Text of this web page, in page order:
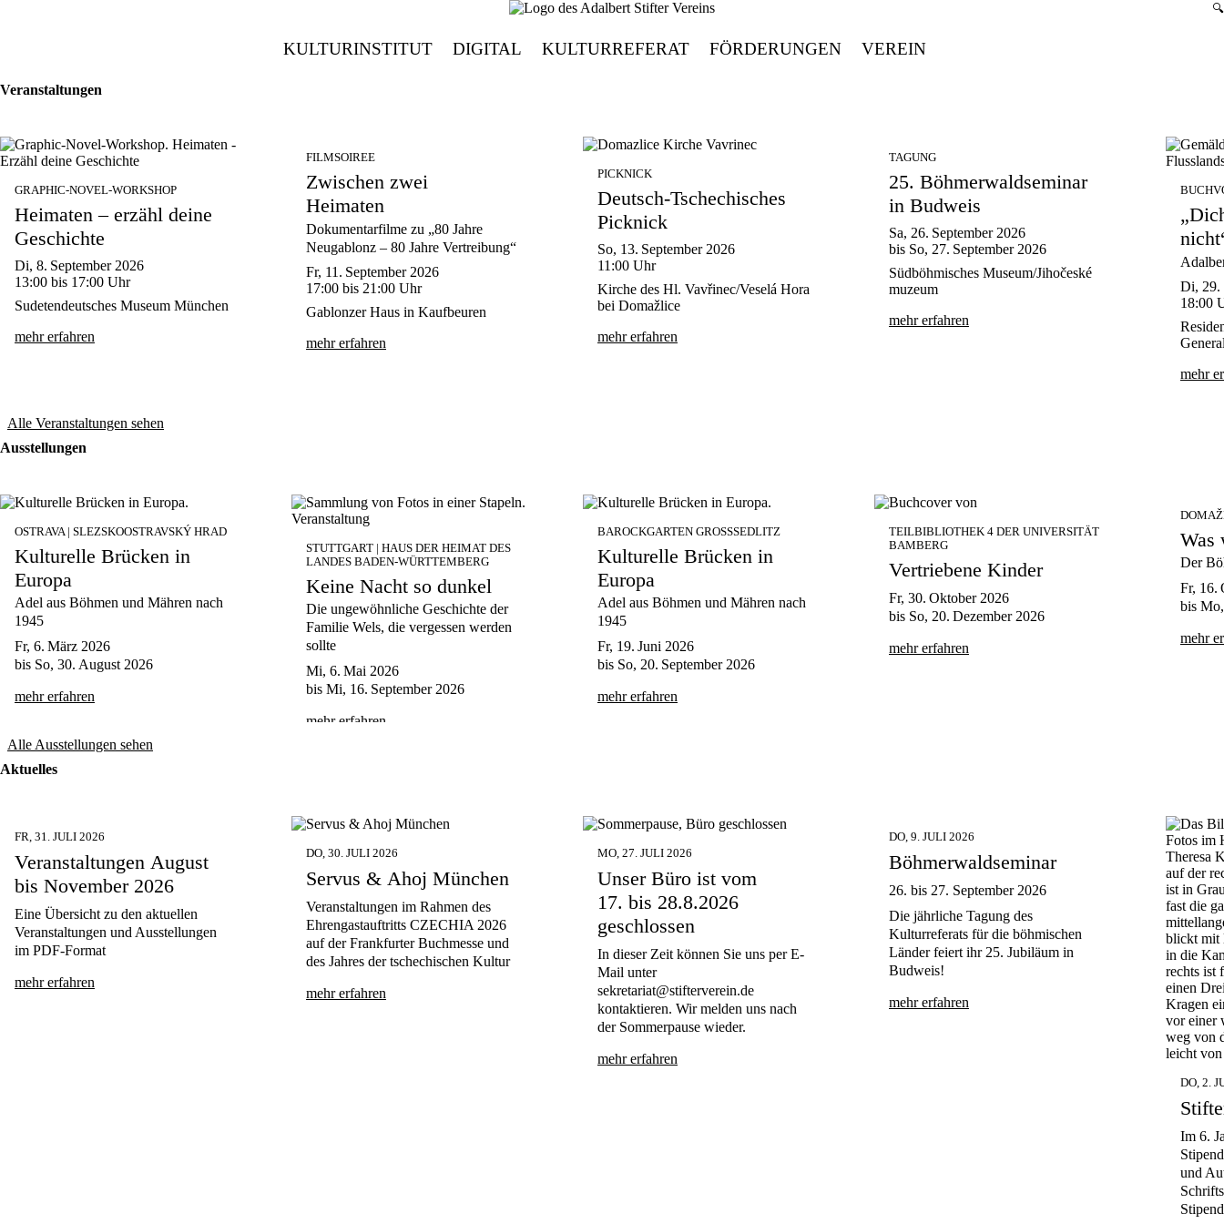
🔍
KULTURINSTITUT DIGITAL KULTURREFERAT FÖRDERUNGEN VEREIN
Veranstaltungen
GRAPHIC-NOVEL-WORKSHOP
Heimaten – erzähl deine
Geschichte
Di, 8. September 2026
13:00 bis 17:00 Uhr
Sudetendeutsches Museum München
mehr erfahren
FILMSOIREE
Zwischen zwei
Heimaten
Dokumentarfilme zu „80 Jahre
Neugablonz – 80 Jahre Vertreibung“
Fr, 11. September 2026
17:00 bis 21:00 Uhr
Gablonzer Haus in Kaufbeuren
mehr erfahren
PICKNICK
Deutsch-Tschechisches
Picknick
So, 13. September 2026
11:00 Uhr
Kirche des Hl. Vavřinec/Veselá Hora
bei Domažlice
mehr erfahren
TAGUNG
25. Böhmerwaldseminar
in Budweis
Sa, 26. September 2026
bis So, 27. September 2026
Südböhmisches Museum/Jihočeské
muzeum
mehr erfahren
Di, 29.
18:00
mehr
Alle Veranstaltungen sehen
Ausstellungen
OSTRAVA | SLEZSKOOSTRAVSKÝ HRAD
Kulturelle Brücken in
Europa
Adel aus Böhmen und Mähren nach
1945
Fr, 6. März 2026
bis So, 30. August 2026
mehr erfahren
STUTTGART | HAUS DER HEIMAT DES
LANDES BADEN-WÜRTTEMBERG
Keine Nacht so dunkel
Die ungewöhnliche Geschichte der
Familie Wels, die vergessen werden
sollte
Mi, 6. Mai 2026
bis Mi, 16. September 2026
mehr erfahren
BAROCKGARTEN GROSSSEDLITZ
Kulturelle Brücken in
Europa
Adel aus Böhmen und Mähren nach
1945
Fr, 19. Juni 2026
bis So, 20. September 2026
mehr erfahren
TEILBIBLIOTHEK 4 DER UNIVERSITÄT
BAMBERG
Vertriebene Kinder
Fr, 30. Oktober 2026
bis So, 20. Dezember 2026
mehr erfahren
Was
Der
Fr, 16.
bis
mehr
Alle Ausstellungen sehen
Aktuelles
FR, 31. JULI 2026
Veranstaltungen August
bis November 2026
Eine Übersicht zu den aktuellen
Veranstaltungen und Ausstellungen
im PDF-Format
mehr erfahren
DO, 30. JULI 2026
Servus & Ahoj München
Veranstaltungen im Rahmen des
Ehrengastauftritts CZECHIA 2026
auf der Frankfurter Buchmesse und
des Jahres der tschechischen Kultur
mehr erfahren
MO, 27. JULI 2026
Unser Büro ist vom
17. bis 28.8.2026
geschlossen
In dieser Zeit können Sie uns per E-
Mail unter
sekretariat@stifterverein.de
kontaktieren. Wir melden uns nach
der Sommerpause wieder.
mehr erfahren
DO, 9. JULI 2026
Böhmerwaldseminar
26. bis 27. September 2026
Die jährliche Tagung des
Kulturreferats für die böhmischen
Länder feiert ihr 25. Jubiläum in
Budweis!
mehr erfahren
DO, 2.
Im 6.
und